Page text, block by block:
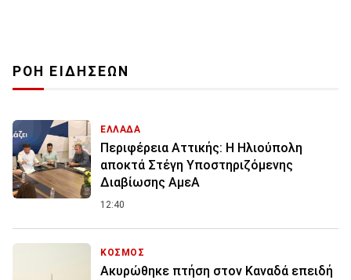
ΡΟΗ ΕΙΔΗΣΕΩΝ
ΕΛΛΑΔΑ
Περιφέρεια Αττικής: Η Ηλιούπολη
αποκτά Στέγη Υποστηριζόμενης
Διαβίωσης ΑμεΑ
12:40
ΚΟΣΜΟΣ
Ακυρώθηκε πτήση στον Καναδά επειδή